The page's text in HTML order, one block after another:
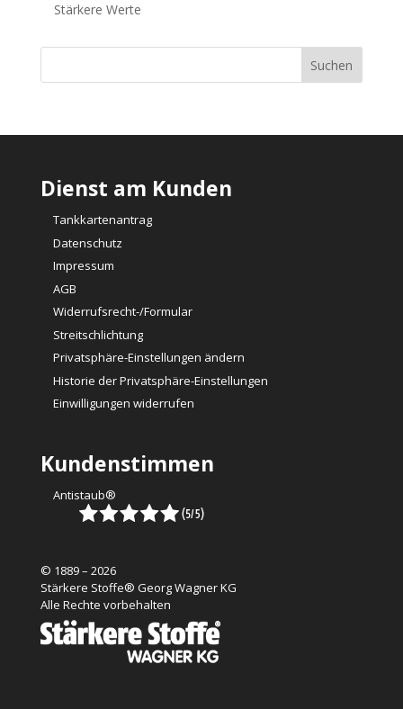
Stärkere Werte
Dienst am Kunden
Tankkartenantrag
Datenschutz
Impressum
AGB
Widerrufsrecht-/Formular
Streitschlichtung
Privatsphäre-Einstellungen ändern
Historie der Privatsphäre-Einstellungen
Einwilligungen widerrufen
Kundenstimmen
Antistaub®
© 1889 – 2026
Stärkere Stoffe® Georg Wagner KG
Alle Rechte vorbehalten